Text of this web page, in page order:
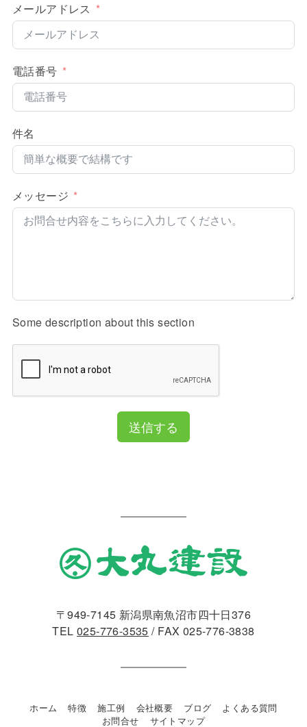
メールアドレス
電話番号
件名
メッセージ
Some description about this section
送信する
〒949-7145 新潟県南魚沼市四十日376
TEL025-776-3535 / FAX 025-776-3838
ホーム 特徴 施工例 会社概要 ブログ
よくある質問
お問合せ
サイトマップ